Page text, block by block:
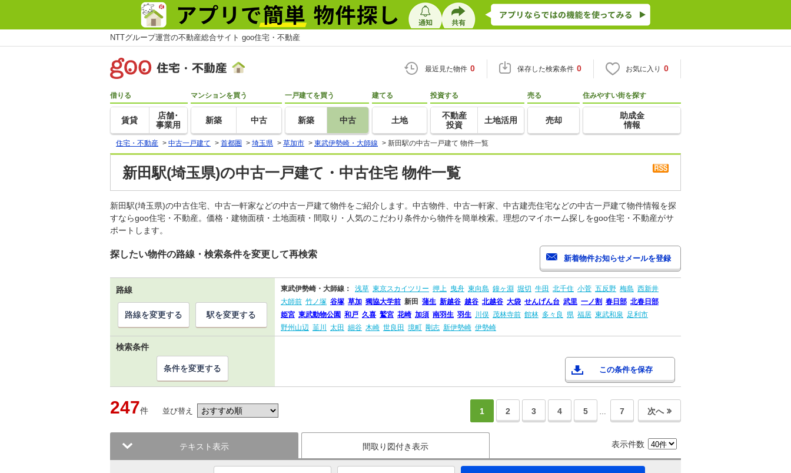
NTTグループ運営の不動産総合サイト goo住宅・不動産
最近見た物件 0 保存した検索条件 0 お気に入り 0
借りる
賃貸
店舗･
事業用
マンションを買う
新築 中古
一戸建てを買う
新築 中古
建てる
土地
投資する
不動産
投資
土地活用
売る
売却
住みやすい街を探す
助成金
情報
住宅・不動産 > 中古一戸建て > 首都圏 > 埼玉県 > 草加市 > 東武伊勢崎・大師線 > 新田駅の中古一戸建て 物件一覧
新田駅(埼玉県)の中古一戸建て・中古住宅 物件一覧
新田駅(埼玉県)の中古住宅、中古一軒家などの中古一戸建て物件をご紹介します。中古物件、中古一軒家、中古建売住宅などの中古一戸建て物件情報を探
すならgoo住宅・不動産。価格・建物面積・土地面積・間取り・人気のこだわり条件から物件を簡単検索。理想のマイホーム探しをgoo住宅・不動産がサ
ポートします。
探したい物件の路線・検索条件を変更して再検索
路線 東武伊勢崎・大師線： 浅草 東京スカイツリー 押上 曳舟 東向島 鐘ヶ淵 堀切 牛田 北千住 小菅 五反野 梅島 西新井
大師前 竹ノ塚 谷塚 草加 獨協大学前 新田 蒲生 新越谷 越谷 北越谷 大袋 せんげん台 武里 一ノ割 春日部 北春日部
姫宮 東武動物公園 和戸 久喜 鷲宮 花崎 加須 南羽生 羽生 川俣 茂林寺前 館林 多々良 県 福居 東武和泉 足利市
野州山辺 韮川 太田 細谷 木崎 世良田 境町 剛志 新伊勢崎 伊勢崎
路線を変更する 駅を変更する
検索条件
この条件を保存
条件を変更する
247件 並び替え 1 2 3 4 5 … 7 次へ
テキスト表示 間取り図付き表示 表示件数